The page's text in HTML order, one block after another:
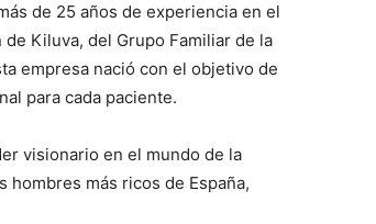
de 25 años de experiencia en el
Kiluva, del Grupo Familiar de la
empresa nació con el objetivo de
para cada paciente.
visionario en el mundo de la
más ricos de España,